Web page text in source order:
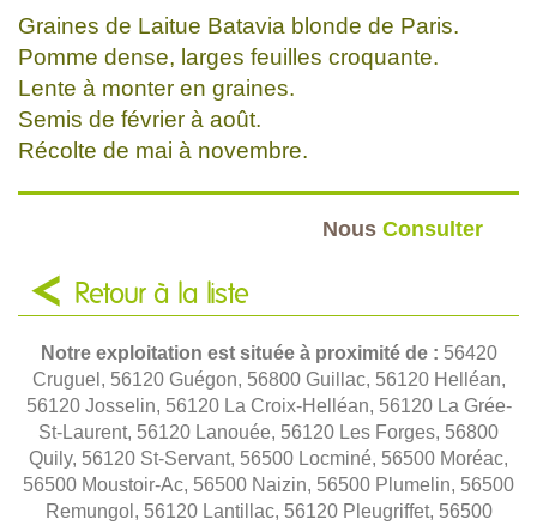
Graines de Laitue Batavia blonde de Paris.
Pomme dense, larges feuilles croquante.
Lente à monter en graines.
Semis de février à août.
Récolte de mai à novembre.
Nous Consulter
Retour à la liste
Notre exploitation est située à proximité de : 56420
Cruguel, 56120 Guégon, 56800 Guillac, 56120 Helléan,
56120 Josselin, 56120 La Croix-Helléan, 56120 La Grée-
St-Laurent, 56120 Lanouée, 56120 Les Forges, 56800
Quily, 56120 St-Servant, 56500 Locminé, 56500 Moréac,
56500 Moustoir-Ac, 56500 Naizin, 56500 Plumelin, 56500
Remungol, 56120 Lantillac, 56120 Pleugriffet, 56500